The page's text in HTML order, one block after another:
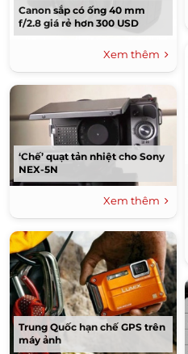
Canon sắp có ống 40 mm
f/2.8 giá rẻ hơn 300 USD
Xem thêm
‘Chế’ quạt tản nhiệt cho Sony
NEX-5N
Xem thêm
Trung Quốc hạn chế GPS trên
máy ảnh